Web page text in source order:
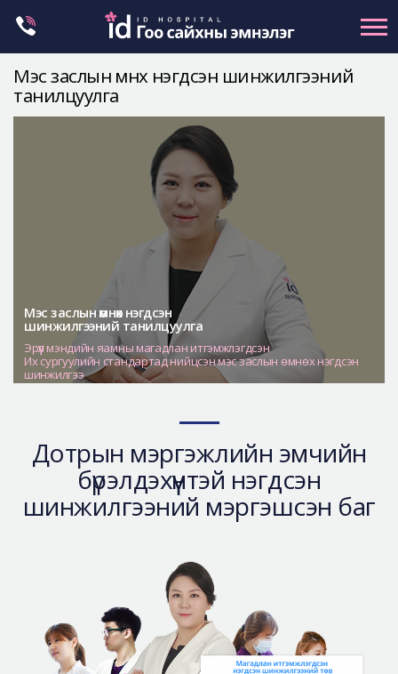
Нүүрний хэлбэр засах
Галбиржуулах
Let Me In
Эмнэлгийн танилцуулга
Лавлах
Real Selfie Review
Мэс заслын өмнөх нэгдсэн шинжилгээний
танилцуулга
Мэс заслын өмнөх нэгдсэн
шинжилгээний танилцуулга
Эрүүл мэндийн яамны магадлан итгэмжлэгдсэн
Их сургуулийн стандартад нийцсэн мэс заслын өмнөх нэгдсэн
шинжилгээ
Дотрын мэргэжлийн эмчийн
бүрэлдэхүүнтэй нэгдсэн
шинжилгээний мэргэшсэн баг